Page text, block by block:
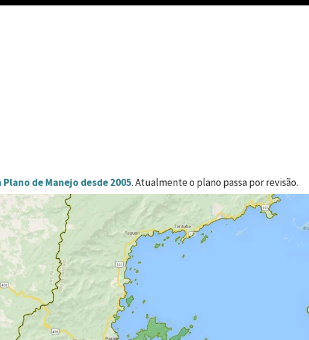
de Manejo desde 2005. Atualmente o plano passa por revisão.